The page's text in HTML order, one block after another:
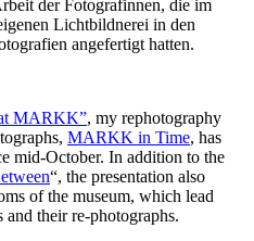
der Fotografinnen, die im
Lichtbildnerei in den
angefertigt hatten.
MARKK”, my rephotography
MARKK in Time, has
mid-October. In addition to the
“, the presentation also
of the museum, which lead
their re-photographs.